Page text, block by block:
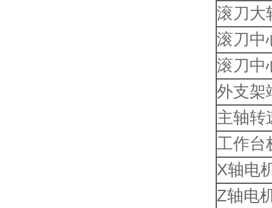
滚刀大
滚刀中
滚刀中
外支架
主轴转
工作台
X轴电
Z轴电